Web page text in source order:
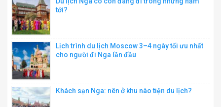
tới?
Lịch trình du lịch Moscow 3–4 ngày tối ưu nhất
cho người đi Nga lần đầu
Khách sạn Nga: nên ở khu nào tiện du lịch?